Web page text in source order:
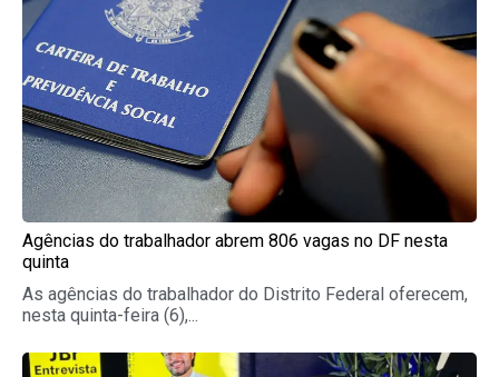
Agências do trabalhador abrem 806 vagas no DF nesta
quinta
As agências do trabalhador do Distrito Federal oferecem,
nesta quinta-feira (6),...